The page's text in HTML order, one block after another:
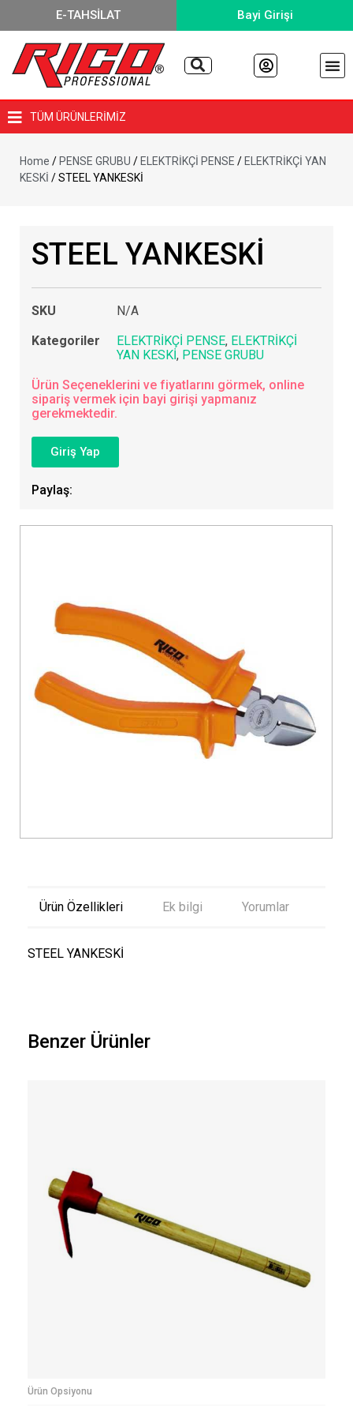
E-TAHSİLAT Bayi Girişi
TÜM ÜRÜNLERİMİZ
Home / PENSE GRUBU / ELEKTRİKÇİ PENSE / ELEKTRİKÇİ YAN
KESKİ / STEEL YANKESKİ
STEEL YANKESKİ
SKU
N/A
Kategoriler
ELEKTRİKÇİ PENSE, ELEKTRİKÇİ
YAN KESKİ, PENSE GRUBU
Ürün Seçeneklerini ve fiyatlarını görmek, online
sipariş vermek için bayi girişi yapmanız
gerekmektedir.
Giriş Yap
Paylaş:
Ürün Özellikleri Ek bilgi Yorumlar
STEEL YANKESKİ
Benzer Ürünler
Ürün Opsiyonu